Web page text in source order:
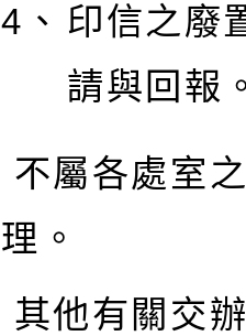
4、 印信之廢
請與回報
不屬各處室
理。
其他有關交